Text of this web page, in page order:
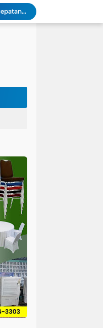
Serapan Belanja Baru 38,97 %, Belanja Modal Masih 25,45 % , Percepatan Pembangunan di PALI Dipertanyakan
Dana BLUD RSUD Anwar Mahakil Rp16 Miliar Disorot, Pengawasan APIP, BPKP dan BPK Harus Bergerak Optimal
Reza Utama Desak Bongkar Semua Aktor di Balik Dugaan Korupsi 10 Paket Proyek PALI